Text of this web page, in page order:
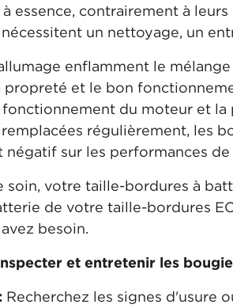
essence, contrairement à
un nettoyage, un
enflamment le
propreté et le bon
du moteur et la
régulièrement, les
négatif sur les performances
soin, votre taille-bordures à
de votre taille-bordures
besoin.
et entretenir les
Recherchez les signes d'usure